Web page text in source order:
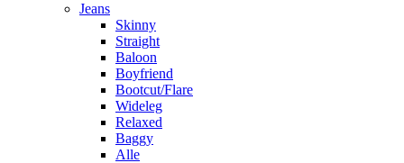
Jeans
Skinny
Straight
Baloon
Boyfriend
Bootcut/Flare
Wideleg
Relaxed
Baggy
Alle